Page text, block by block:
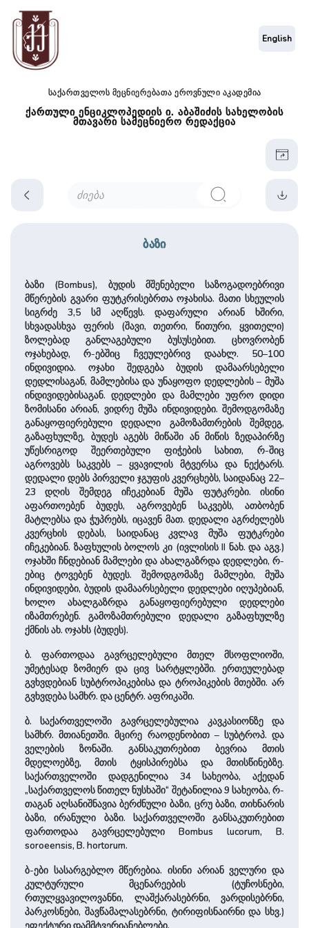
საქართველოს მეცნიერებათა ეროვნული აკადემია
ქართული ენციკლოპედიის ი. აბაშიძის სახელობის
მთავარი სამეცნიერო რედაქცია
English
ბაზი
ბაზი (Bombus), ბუდის მშენებელი საზოგადოებრივი
მწერების გვარი ფუტკრისებრთა ოჯახისა. მათი სხეულის
სიგრძე 3,5 სმ აღწევს. დაფარული არიან ხშირი,
სხვადასხვა ფერის (შავი, თეთრი, წითური, ყვითელი)
ზოლებად განლაგებული ბუსუსებით. ცხოვრობენ
ოჯახებად, რ-ებშიც ჩვეულებრივ დაახლ. 50–100
ინდივიდია. ოჯახი შედგება ბუდის დამაარსებელი
დედლისაგან, მამლებისა და უნაყოფო დედლების – მუშა
ინდივიდებისაგან. დედლები და მამლები უფრო დიდი
ზომისანი არიან, ვიდრე მუშა ინდივიდები. შემოდგომაზე
განაყოფიერებული დედალი გამოზამთრების შემდეგ,
გაზაფხულზე, ბუდეს აგებს მიწაში ან მიწის ზედაპირზე
უწესრიგოდ შეერთებული ფიჭების სახით, რ-შიც
აგროვებს საკვებს – ყვავილის მტვერსა და ნექტარს.
დედალი დებს პირველი ჯგუფის კვერცხებს, საიდანაც 22–
23 დღის შემდეგ იჩეკებიან მუშა ფუტკრები. ისინი
აფართოებენ ბუდეს, აგროვებენ საკვებს, ათბობენ
მატლებსა და ჭუპრებს, იცავენ მათ. დედალი აგრძელებს
კვერცხის დებას, საიდანაც კვლავ მუშა ფუტკრები
იჩეკებიან. ზაფხულის ბოლოს კი (ივლისის II ნახ. და აგვ.)
ოჯახში ჩნდებიან მამლები და ახალგაზრდა დედლები, რ-
ებიც ტოვებენ ბუდეს. შემოდგომაზე მამლები, მუშა
ინდივიდები, ბუდის დამაარსებელი დედლები იღუპებიან,
ხოლო ახალგაზრდა განაყოფიერებული დედლები
იზამთრებენ. გამოზამთრებული დედალი გაზაფხულზე
ქმნის ახ. ოჯახს (ბუდეს).
ბ. ფართოდაა გავრცელებული მთელ მსოფლიოში,
უმეტესად ზომიერ და ცივ სარტყლებში. ერთეულებად
გვხვდებიან სუბტროპიკებისა და ტროპიკების მთებში. არ
გვხვდება სამხრ. და ცენტრ. აფრიკაში.
ბ. საქართველოში გავრცელებულია კავკასიონზე და
სამხრ. მთიანეთში. მცირე რაოდენობით – სუბტროპ. და
ველების ზონაში. განსაკუთრებით ბევრია მთის
მდელოებზე, მთის ტყისპირებსა და მთისწინებზე.
საქართველოში დადგენილია 34 სახეობა, აქედან
„საქართველოს წითელ ნუსხაში“ შეტანილია 9 სახეობა, რ-
თაგან აღსანიშნავია ბერძნული ბაზი, ცრუ ბაზი, თიხნარის
ბაზი, ირანული ბაზი. საქართველოში განსაკუთრებით
ფართოდაა გავრცელებული Bombus lucorum, B.
soroeensis, B. hortorum.
ბ-ები სასარგებლო მწერებია. ისინი არიან ველური და
კულტურული მცენარეების (ტუჩოსნები,
რთულყვავილოვანნი, ლაშქარასებრნი, ვარდისებრნი,
პარკოსნები, შავწამალასებრნი, ტირიფისნაირნი და სხვ.)